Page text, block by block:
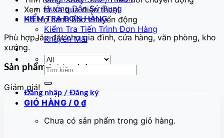
Hướng Dẫn Sử Dụng
KIỂM TRA ĐƠN HÀNG
Kiểm Tra Tiến Trình Đơn Hàng
Khuyến Mãi
Tìm
Đăng nhập / Đăng ký
GIỎ HÀNG / 0 ₫
Chưa có sản phẩm trong giỏ hàng.
Xem từ xa qua điện thoại
Hỗ trợ cảnh báo chuyển động
Phù hợp lắp đặt cho gia đình, cửa hàng, văn phòng, kho
xưởng.
Sản phẩm tương tự
Giảm giá!